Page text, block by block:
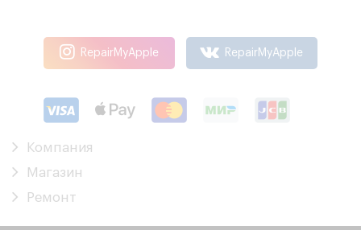
RepairMyApple RepairMyApple
Компания
Магазин
Ремонт